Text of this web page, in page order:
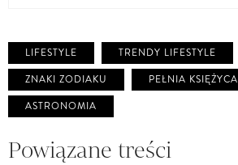
LIFESTYLE TRENDY LIFESTYLE
ZNAKI ZODIAKU
PEŁNIA KSIĘŻYCA
ASTRONOMIA
Powiązane treści